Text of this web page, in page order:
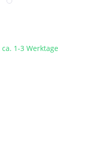
1-3 Werktage